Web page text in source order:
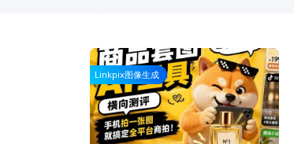
Linkpix图像生成